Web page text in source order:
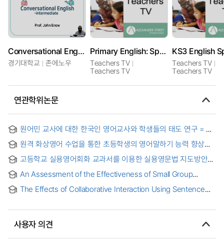
Conversational English : Intermediate
경기대학교 존에노우
Primary English: Speaking and Listening Activities
Teachers TV
Teachers TV
Teachers TV
Teachers TV
연관학위논문
원어민 교사에 대한 한국인 영어교사와 학생들의 태도 연구 = A
Native English-Speaking Teachers
원격 화상영어 수업을 통한 초등학생의 영어말하기 능력 향상
of Elementary School Students with English Video
Conferencing.
고등학교 실용영어회화 교과서를 이용한 실용영문법 지도방안
Teaching Practical English Conversation Grammar to the
High School Students through the Textbook, 'Practical
English Conversation'
An Assessment of the Effectiveness of Small Group
회화수업 내의 효과적인 그룹활동
The Effects of Collaborative Interaction Using Sentence
불안에 미치는 영향
사용자 의견